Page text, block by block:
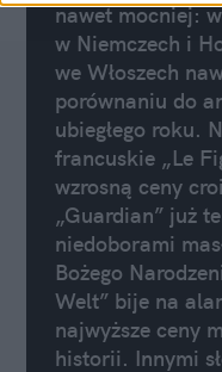
nawet mocniej:
w Niemczech i
we Włoszech
porównaniu do
ubiegłego roku.
francuskie „Le
wzrosną ceny
„Guardian” już
niedoborami
Bożego
Welt” bije na
najwyższe ceny
historii. Innymi